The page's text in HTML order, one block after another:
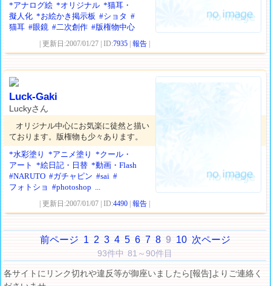
*アナログ絵 *オリジナル *猫耳・
擬人化 *お絵かき掲示板 #ショタ #
猫耳 #眼鏡 #二次創作 #版権物中心
| 更新日:2007/01/27 | ID:7935 |報告
Luck-Gaki
Luckyさん
オリジナル中心にお気楽に徒然と描い
ております。版権物も少々あります。
*水彩塗り
*アニメ塗り
*クール・
アート
*絵日記・日替 *動画・Flash
#NARUTO #ガチャピン #sai #
フォトショ
#photoshop ...
| 更新日:2007/01/07 | ID:4490 |報告
前ページ 1 2 3 4 5 6 7 8 9 10 次ページ
93件中 81～90件目
各サイトにリンク切れや違反等が御座いましたら[報告]よりご連絡く